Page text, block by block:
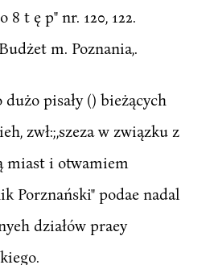
t ę p" nr. 120, 122.
m. Poznania,.
pisały () bieżących
zwł:;,szeza w związku z
miast i otwamiem
Porznański" podae nadal
działów praey